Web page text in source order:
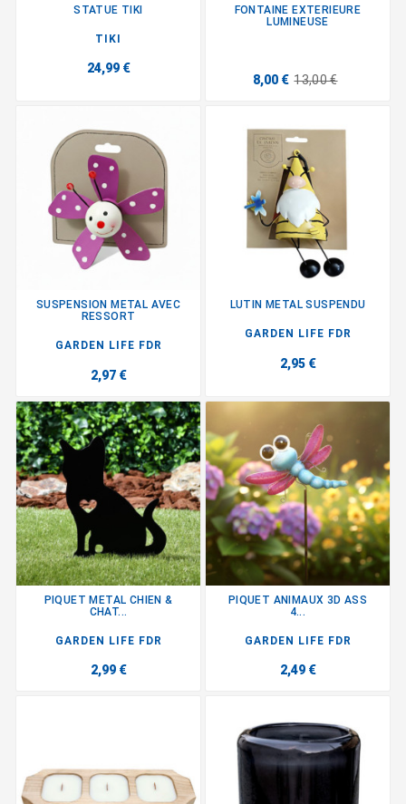
STATUE TIKI
TIKI
24,99 €
FONTAINE EXTERIEURE
LUMINEUSE
8,00 € 13,00 €
SUSPENSION METAL AVEC
RESSORT
GARDEN LIFE FDR
2,97 €
LUTIN METAL SUSPENDU
GARDEN LIFE FDR
2,95 €
PIQUET METAL CHIEN &
CHAT...
GARDEN LIFE FDR
2,99 €
PIQUET ANIMAUX 3D ASS
4...
GARDEN LIFE FDR
2,49 €